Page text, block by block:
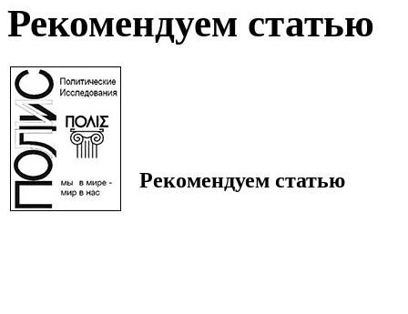
Рекомендуем статью
Рекомендуем статью